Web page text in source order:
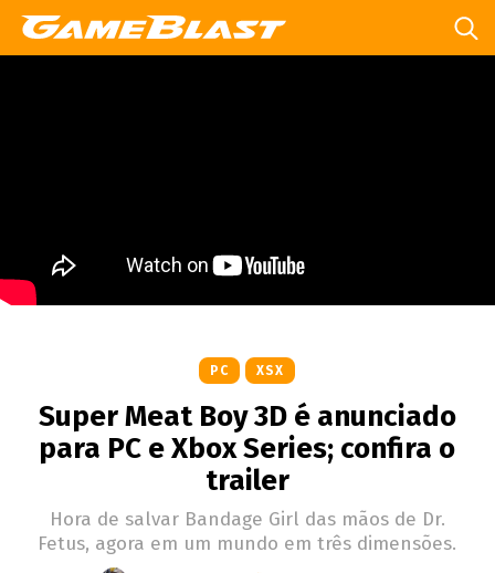
PC XSX
Super Meat Boy 3D é anunciado
para PC e Xbox Series; confira o
trailer
Hora de salvar Bandage Girl das mãos de Dr.
Fetus, agora em um mundo em três dimensões.